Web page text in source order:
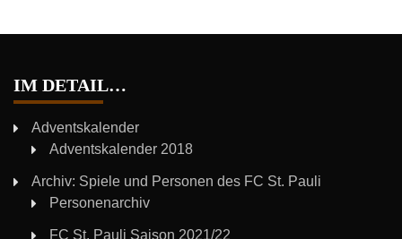
IM DETAIL…
Adventskalender
Adventskalender 2018
Archiv: Spiele und Personen des FC St. Pauli
Personenarchiv
FC St. Pauli Saison 2021/22